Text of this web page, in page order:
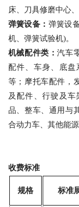
床、刀具修磨中心
弹簧设备 ： 弹簧设
机、弹簧试验机)。
机械配件类 ：汽车
配件、车身、底盘
等；摩托车配件，
及配件、行驶及
品、整车、通用与
合动力车、其他能
收费标准
规格 标准